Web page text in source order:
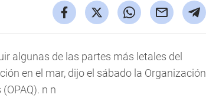
algunas de las partes más letales del
en el mar, dijo el sábado la Organización
n n